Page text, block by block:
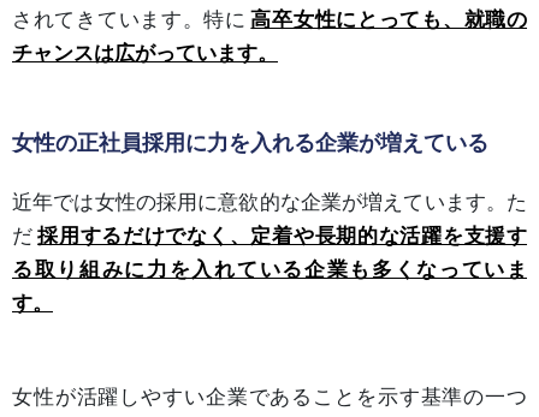
されてきています。特に 高卒女性にとっても、就職の
チャンスは広がっています。
女性の正社員採用に力を入れる企業が増えている
近年では女性の採用に意欲的な企業が増えています。た
だ 採用するだけでなく、定着や長期的な活躍を支援す
る取り組みに力を入れている企業も多くなっていま
す。
女性が活躍しやすい企業であることを示す基準の一つ